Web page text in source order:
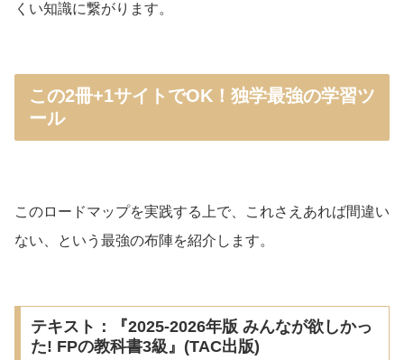
くい知識に繋がります。
この2冊+1サイトでOK！独学最強の学習ツ
ール
このロードマップを実践する上で、これさえあれば間違い
ない、という最強の布陣を紹介します。
テキスト：『2025-2026年版 みんなが欲しかっ
た! FPの教科書3級』(TAC出版)